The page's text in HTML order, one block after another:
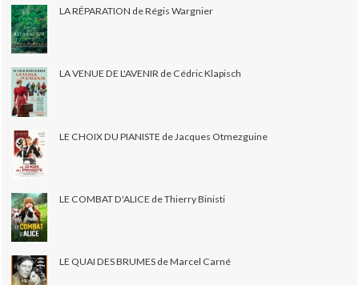
LA RÉPARATION de Régis Wargnier
LA VENUE DE L'AVENIR de Cédric Klapisch
LE CHOIX DU PIANISTE de Jacques Otmezguine
LE COMBAT D'ALICE de Thierry Binisti
LE QUAI DES BRUMES de Marcel Carné